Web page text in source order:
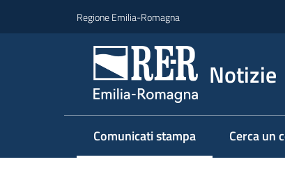
Regione Emilia-Romagna
Notizie
Comunicati stampa
Menu selezionato Cerca un